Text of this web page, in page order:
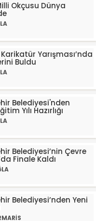
Okçusu Dünya
Yarışması’nda
Buldu
Belediyesi'nden
Yılı Hazırlığı
Belediyesi’nin Çevre
Finale Kaldı
Belediyesi’nden Yeni